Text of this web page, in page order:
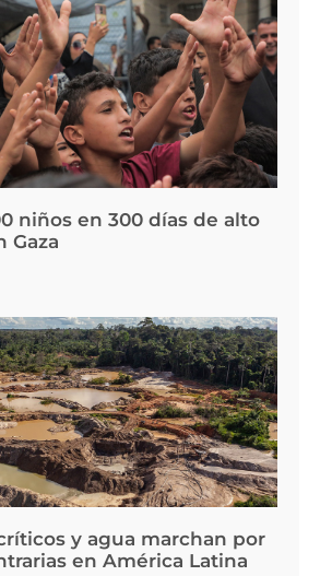
niños en 300 días de alto
Gaza
y agua marchan por
en América Latina